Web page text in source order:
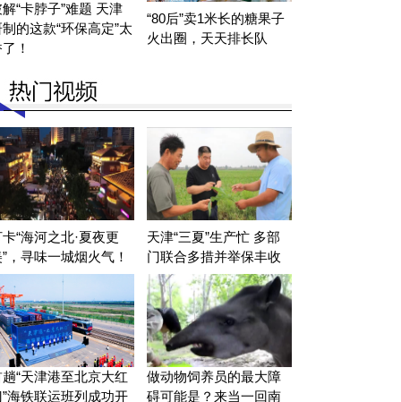
“卡脖子”难题 天津
的这款“环保高定”太
！
“80后”卖1米长的糖果子
火出圈，天天排长队
“海河之北·夏夜更
”，寻味一城烟火气！
天津“三夏”生产忙 多部
门联合多措并举保丰收
“天津港至北京大红
”海铁联运班列成功开
做动物饲养员的最大障
碍可能是？来当一回南